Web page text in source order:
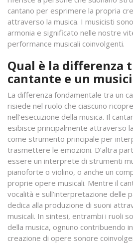
cantano per esprimere la propria
attraverso la musica. I musicisti
armonia e significato nelle nostre
performance musicali coinvolgenti.
Qual è la differenza
cantante e un
La differenza fondamentale tra un
risiede nel ruolo che ciascuno
nell’esecuzione della musica. Il
esibisce principalmente attraverso
come strumento principale per
trasmettere le emozioni. D’altra
essere un interprete di strumenti
pianoforte o violino, o anche un
proprie opere musicali. Mentre il
vocalità e sull’interpretazione delle
dedica alla produzione di suoni
musicali. In sintesi, entrambi i ruoli
della musica, ognuno contribuendo
creazione di opere sonore